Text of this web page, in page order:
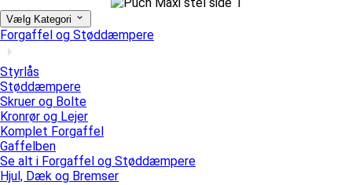
Vælg Kategori
Forgaffel og Støddæmpere
Styrlås
Støddæmpere
Skruer og Bolte
Kronrør og Lejer
Komplet Forgaffel
Gaffelben
Se alt i Forgaffel og Støddæmpere
Hjul, Dæk og Bremser